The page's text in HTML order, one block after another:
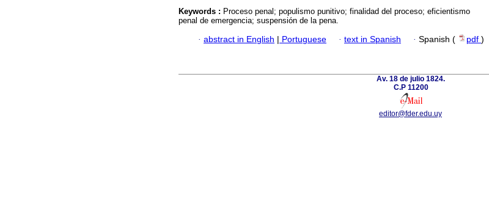
Keywords : Proceso penal; populismo punitivo; finalidad del proceso; eficientismo
penal de emergencia; suspensión de la pena.
· abstract in English | Portuguese · text in Spanish · Spanish ( pdf )
Av. 18 de julio 1824.
C.P 11200
editor@fder.edu.uy